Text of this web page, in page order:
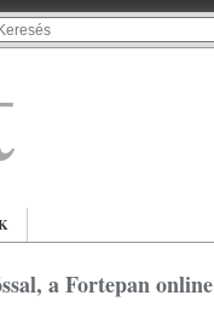
a Fortepan online